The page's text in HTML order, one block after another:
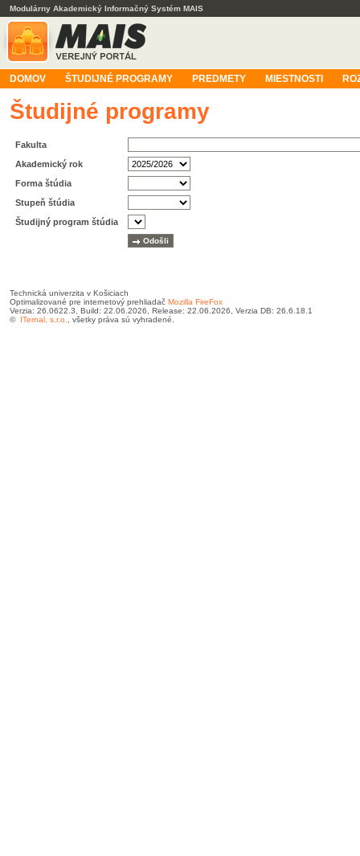
Modulárny Akademický Informačný Systém MAIS
DOMOV ŠTUDIJNÉ PROGRAMY PREDMETY MIESTNOSTI
Študijné programy
Fakulta
Akademický rok
Forma štúdia
Stupeň štúdia
Študijný program štúdia
Technická univerzita v Košiciach
Optimalizované pre internetový prehliadač Mozilla FireFox
Verzia: 26.0622.3, Build: 22.06.2026, Release: 22.06.2026, Verzia DB: 26.6.18.1
© ITernal, s.r.o. , všetky práva sú vyhradené.